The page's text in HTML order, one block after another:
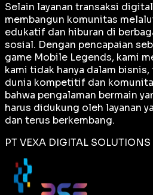
Selain layanan transaksi
membangun komunitas
edukatif dan hiburan di
sosial. Dengan pencapaian
game Mobile Legends, kami
kami tidak hanya dalam
dunia kompetitif dan
bahwa pengalaman bermain
harus didukung oleh layanan
dan terus berkembang.
PT VEXA DIGITAL SOLUTIONS